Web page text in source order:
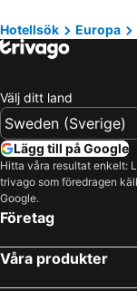
Capoterra
Arbus Strandhotell
Monastir
Assemini
Cabras Strandhotell
Villanovaforru
Buggerru
Guspini Strandhotell
Hotellsök Europa
Välj ditt land
Lägg till på Google
Hitta våra resultat enkelt:
trivago som föredragen
Google.
Företag
Våra produkter